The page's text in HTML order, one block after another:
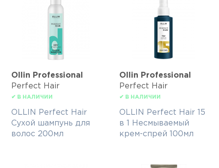
Ollin Professional
Perfect Hair
✔ В НАЛИЧИИ
OLLIN Perfect Hair
Сухой шампунь для
волос 200мл
Ollin Professional
Perfect Hair
✔ В НАЛИЧИИ
OLLIN Perfect Hair 15
в 1 Несмываемый
крем-спрей 100мл